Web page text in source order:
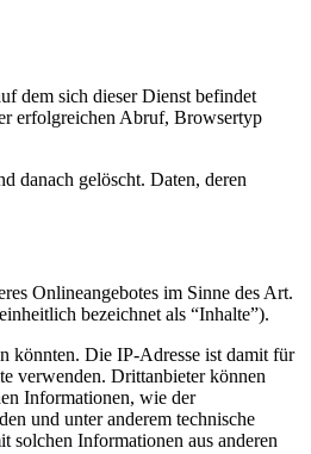
dem sich dieser Dienst befindet
erfolgreichen Abruf, Browsertyp
danach gelöscht. Daten, deren
Onlineangebotes im Sinne des Art.
bezeichnet als “Inhalte”).
könnten. Die IP-Adresse ist damit für
verwenden. Drittanbieter können
Informationen, wie der
und unter anderem technische
solchen Informationen aus anderen